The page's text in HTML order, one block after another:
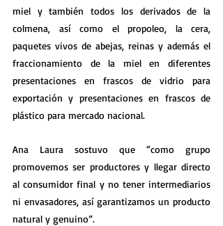
miel y también todos los derivados de la
colmena, así como el propoleo, la cera,
paquetes vivos de abejas, reinas y además el
fraccionamiento de la miel en diferentes
presentaciones en frascos de vidrio para
exportación y presentaciones en frascos de
plástico para mercado nacional.
Ana Laura sostuvo que “como grupo
promovemos ser productores y llegar directo
al consumidor final y no tener intermediarios
ni envasadores, así garantizamos un producto
natural y genuino”.